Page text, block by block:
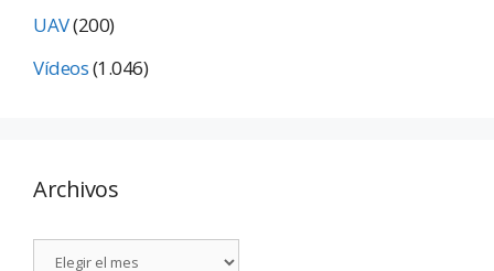
UAV(200)
Vídeos(1.046)
Archivos